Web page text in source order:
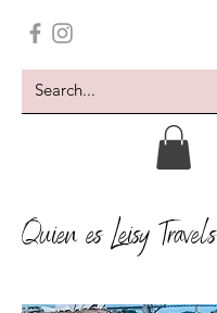
Quien es Leisy Travels